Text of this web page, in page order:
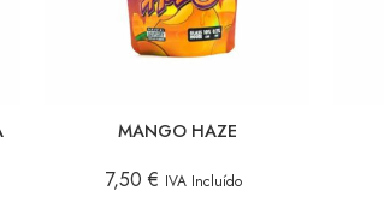
MANGO HAZE
7,50 € IVA Incluído